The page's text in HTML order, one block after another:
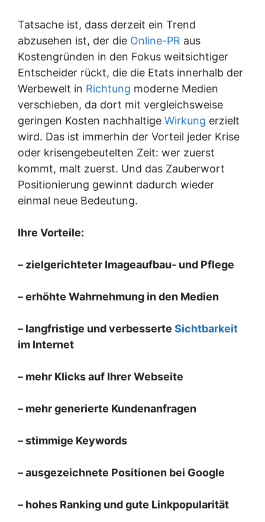
Tatsache ist, dass derzeit ein Trend
abzusehen ist, der die Online-PR aus
Kostengründen in den Fokus weitsichtiger
Entscheider rückt, die die Etats innerhalb der
Werbewelt in Richtung moderne Medien
verschieben, da dort mit vergleichsweise
geringen Kosten nachhaltige Wirkung erzielt
wird. Das ist immerhin der Vorteil jeder Krise
oder krisengebeutelten Zeit: wer zuerst
kommt, malt zuerst. Und das Zauberwort
Positionierung gewinnt dadurch wieder
einmal neue Bedeutung.
Ihre Vorteile:
– zielgerichteter Imageaufbau- und Pflege
– erhöhte Wahrnehmung in den Medien
– langfristige und verbesserte Sichtbarkeit
im Internet
– mehr Klicks auf Ihrer Webseite
– mehr generierte Kundenanfragen
– stimmige Keywords
– ausgezeichnete Positionen bei Google
– hohes Ranking und gute Linkpopularität